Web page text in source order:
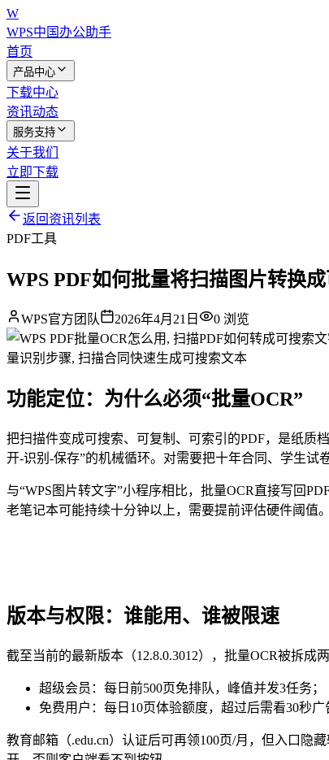
W
WPS中国 办公助手
首页
产品中心
下载中心
资讯动态
服务支持
关于我们
立即下载
返回资讯列表
PDF工具
WPS PDF如何批量将扫描图片转换成
WPS官方团队 2026年4月21日 0 浏览
功能定位：为什么必须“批量OCR”
把扫描件变成可搜索、可复制、可索引的PDF，是纸质
开-识别-保存”的机械循环。对需要把十年合同、学生试
与“WPS图片转文字”小程序相比，批量OCR直接写回
老笔记本可能持续十分钟以上，需要提前评估硬件阈值。
版本与权限：谁能用、谁被限速
截至当前的最新版本（12.8.0.3012），批量OCR被拆成两
超级会员：每日前500页免排队，峰值并发3任务；
免费用户：每日10页体验额度，超过后需看30秒广
教育邮箱（.edu.cn）认证后可再领100页/月，但入口隐